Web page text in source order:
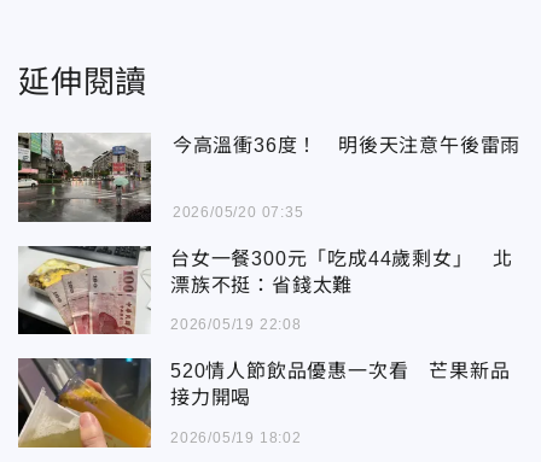
延伸閱讀
今高溫衝36度！ 明後天注意午後雷雨
2026/05/20 07:35
台女一餐300元「吃成44歲剩女」 北
漂族不挺：省錢太難
2026/05/19 22:08
520情人節飲品優惠一次看 芒果新品
接力開喝
2026/05/19 18:02